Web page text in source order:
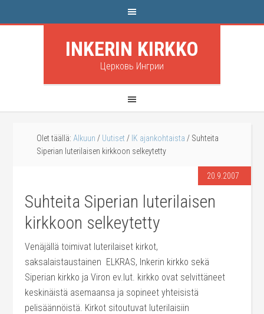
INKERIN KIRKKO
Церковь Ингрии
Olet täällä: Alkuun / Uutiset / IK ajankohtaista / Suhteita
Siperian luterilaisen kirkkoon selkeytetty
20.9.2007
Suhteita Siperian luterilaisen
kirkkoon selkeytetty
Venäjällä toimivat luterilaiset kirkot,
saksalaistaustainen ELKRAS, Inkerin kirkko sekä
Siperian kirkko ja Viron ev.lut. kirkko ovat selvittäneet
keskinäistä asemaansa ja sopineet yhteisistä
pelisäännöistä. Kirkot sitoutuvat luterilaisiin